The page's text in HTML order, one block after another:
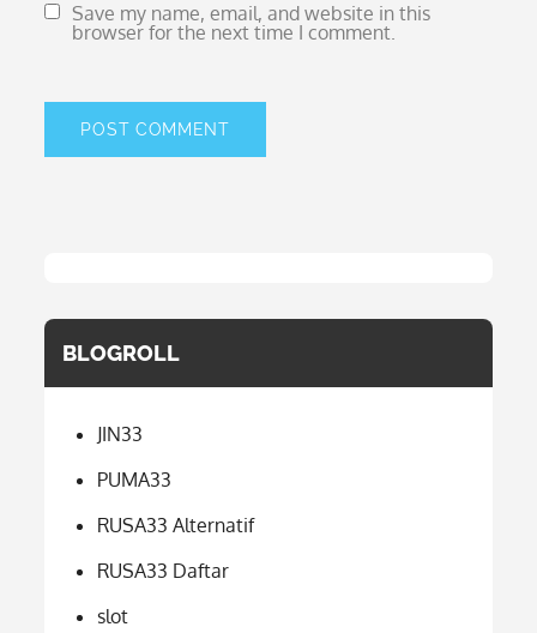
Save my name, email, and website in this
browser for the next time I comment.
BLOGROLL
JIN33
PUMA33
RUSA33 Alternatif
RUSA33 Daftar
slot